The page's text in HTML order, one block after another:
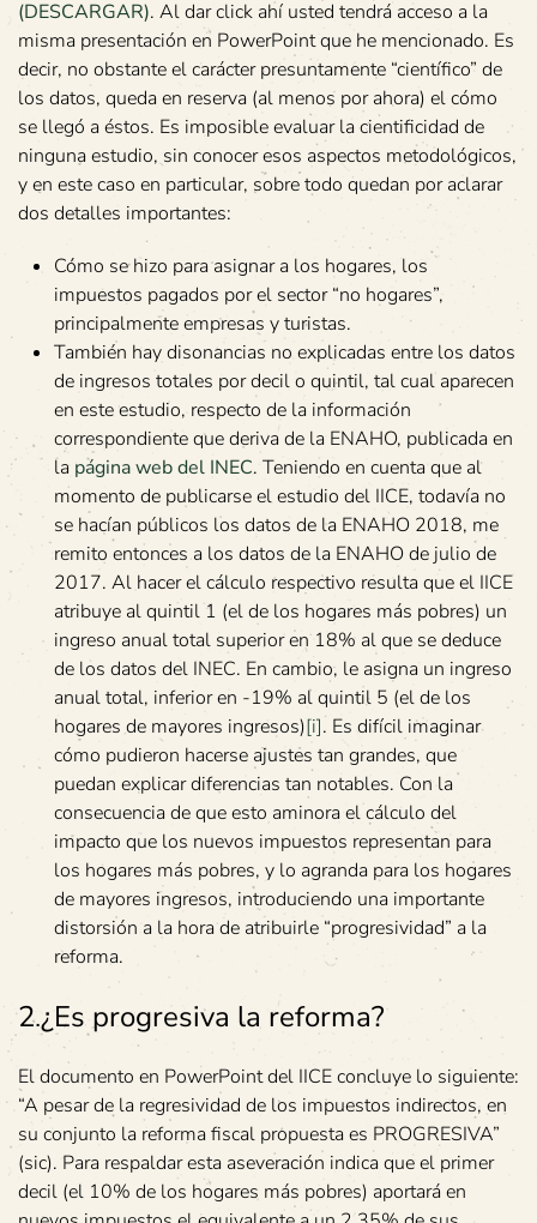
(DESCARGAR). Al dar click ahí usted tendrá acceso a la
misma presentación en PowerPoint que he mencionado. Es
decir, no obstante el carácter presuntamente “científico” de
los datos, queda en reserva (al menos por ahora) el cómo
se llegó a éstos. Es imposible evaluar la cientificidad de
ninguna estudio, sin conocer esos aspectos metodológicos,
y en este caso en particular, sobre todo quedan por aclarar
dos detalles importantes:
Cómo se hizo para asignar a los hogares, los
impuestos pagados por el sector “no hogares”,
principalmente empresas y turistas.
También hay disonancias no explicadas entre los datos
de ingresos totales por decil o quintil, tal cual aparecen
en este estudio, respecto de la información
correspondiente que deriva de la ENAHO, publicada en
la página web del INEC. Teniendo en cuenta que al
momento de publicarse el estudio del IICE, todavía no
se hacían públicos los datos de la ENAHO 2018, me
remito entonces a los datos de la ENAHO de julio de
2017. Al hacer el cálculo respectivo resulta que el IICE
atribuye al quintil 1 (el de los hogares más pobres) un
ingreso anual total superior en 18% al que se deduce
de los datos del INEC. En cambio, le asigna un ingreso
anual total, inferior en -19% al quintil 5 (el de los
hogares de mayores ingresos)[i]. Es difícil imaginar
cómo pudieron hacerse ajustes tan grandes, que
puedan explicar diferencias tan notables. Con la
consecuencia de que esto aminora el cálculo del
impacto que los nuevos impuestos representan para
los hogares más pobres, y lo agranda para los hogares
de mayores ingresos, introduciendo una importante
distorsión a la hora de atribuirle “progresividad” a la
reforma.
2.¿Es progresiva la reforma?
El documento en PowerPoint del IICE concluye lo siguiente:
“A pesar de la regresividad de los impuestos indirectos, en
su conjunto la reforma fiscal propuesta es PROGRESIVA”
(sic). Para respaldar esta aseveración indica que el primer
decil (el 10% de los hogares más pobres) aportará en